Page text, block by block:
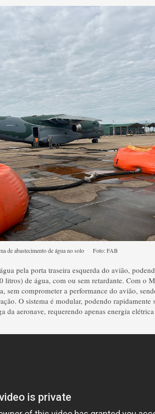
de abastecimento de água no solo Foto: FAB
pela porta traseira esquerda do avião,
litros) de água, com ou sem retardante. Com o
sem comprometer a performance do avião,
O sistema é modular, podendo rapidamente
da aeronave, requerendo apenas energia